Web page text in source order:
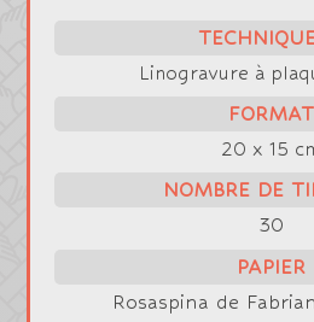
Linogravure à
FORMAT
20 x 15
NOMBRE DE
30
PAPIER
Rosaspina de